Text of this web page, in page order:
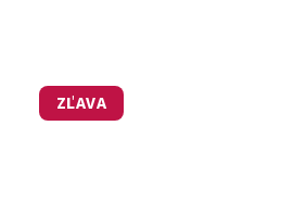
ZĽAVA